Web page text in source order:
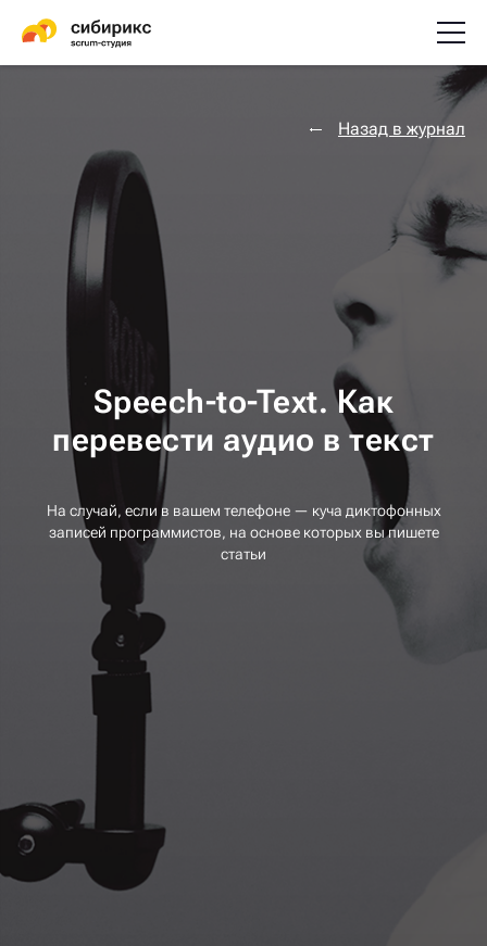
Назад в журнал
Speech-to-Text. Как
перевести аудио в текст
На случай, если в вашем телефоне — куча диктофонных
записей программистов, на основе которых вы пишете
статьи